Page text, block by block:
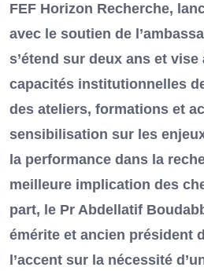
FEF Horizon Recherche,
avec le soutien de
s’étend sur deux ans et
capacités institutionnelles
des ateliers, formations et
sensibilisation sur les
la performance dans la
meilleure implication des
part, le Pr Abdellatif
émérite et ancien président
l’accent sur la nécessité